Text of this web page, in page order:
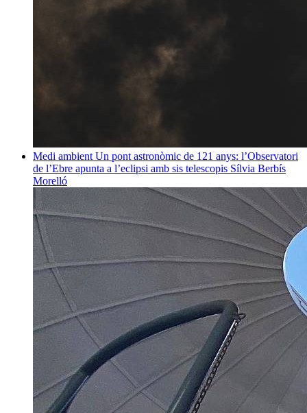
Medi ambient Un pont astronòmic de 121 anys: l’Observatori
de l’Ebre apunta a l’eclipsi amb sis telescopis Sílvia Berbís
Morelló